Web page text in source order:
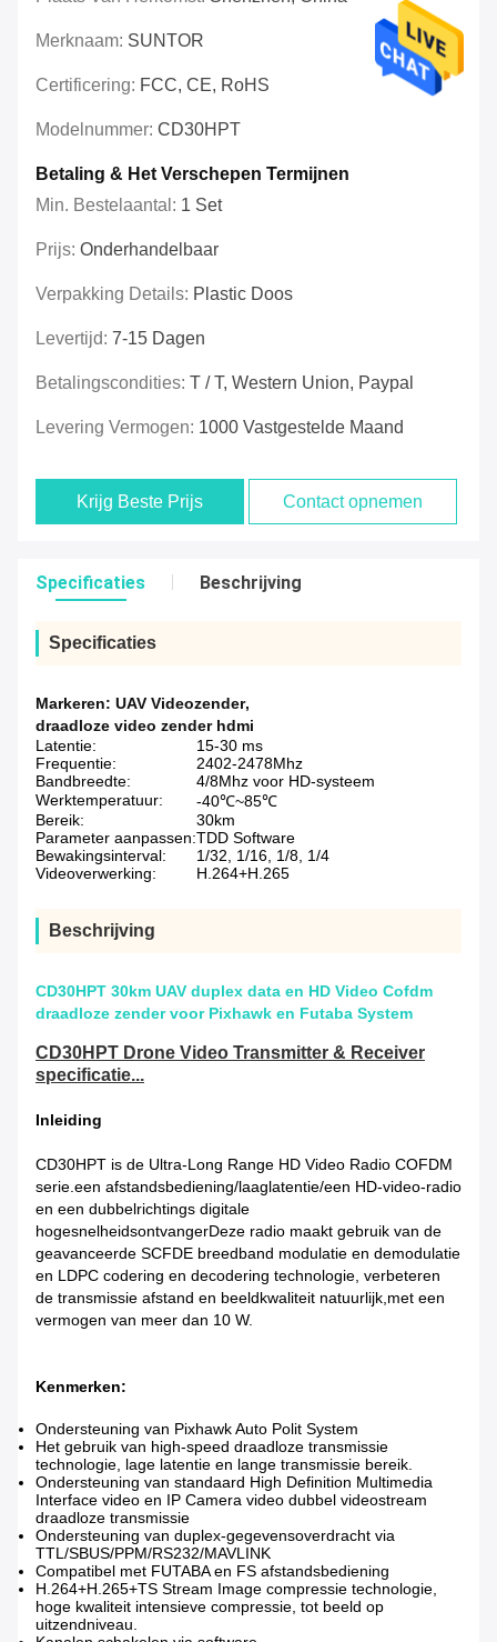
Merknaam: SUNTOR
Certificering: FCC, CE, RoHS
Modelnummer: CD30HPT
Betaling & Het Verschepen Termijnen
Min. Bestelaantal: 1 Set
Prijs: Onderhandelbaar
Verpakking Details: Plastic Doos
Levertijd: 7-15 Dagen
Betalingscondities: T / T, Western Union, Paypal
Levering Vermogen: 1000 Vastgestelde Maand
Krijg Beste Prijs Contact opnemen
Specificaties Beschrijving
Specificaties
Markeren: UAV Videozender,
draadloze video zender hdmi
Latentie:
15-30 ms
Frequentie:
2402-2478Mhz
Bandbreedte:
4/8Mhz voor HD-systeem
Werktemperatuur:
-40℃~85℃
Bereik:
30km
Parameter aanpassen:TDD Software
Bewakingsinterval:
1/32, 1/16, 1/8, 1/4
Videoverwerking:
H.264+H.265
Beschrijving
CD30HPT 30km UAV duplex data en HD Video Cofdm
draadloze zender voor Pixhawk en Futaba System
CD30HPT Drone Video Transmitter & Receiver
specificatie...
Inleiding
CD30HPT is de Ultra-Long Range HD Video Radio COFDM
serie.een afstandsbediening/laaglatentie/een HD-video-radio
en een dubbelrichtings digitale
hogesnelheidsontvangerDeze radio maakt gebruik van de
geavanceerde SCFDE breedband modulatie en demodulatie
en LDPC codering en decodering technologie, verbeteren
de transmissie afstand en beeldkwaliteit natuurlijk,met een
vermogen van meer dan 10 W.
Kenmerken:
Ondersteuning van Pixhawk Auto Polit System
Het gebruik van high-speed draadloze transmissie
technologie, lage latentie en lange transmissie bereik.
Ondersteuning van standaard High Definition Multimedia
Interface video en IP Camera video dubbel videostream
draadloze transmissie
Ondersteuning van duplex-gegevensoverdracht via
TTL/SBUS/PPM/RS232/MAVLINK
Compatibel met FUTABA en FS afstandsbediening
H.264+H.265+TS Stream Image compressie technologie,
hoge kwaliteit intensieve compressie, tot beeld op
uitzendniveau.